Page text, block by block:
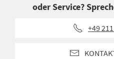
oder Service?
+49